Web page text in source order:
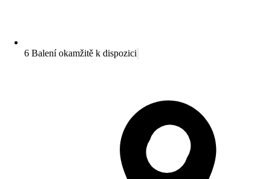
6 Balení okamžitě k dispozici